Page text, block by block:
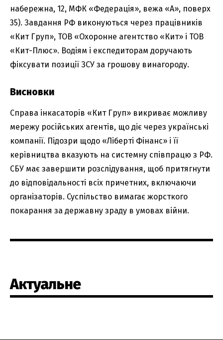
набережна, 12, МФК «Федерація», вежа «А», поверх
35). Завдання РФ виконуються через працівників
«Кит Груп», ТОВ «Охоронне агентство «Кит» і ТОВ
«Кит-Плюс». Водіям і експедиторам доручають
фіксувати позиції ЗСУ за грошову винагороду.
Висновки
Справа інкасаторів «Кит Груп» викриває можливу
мережу російських агентів, що діє через українські
компанії. Підозри щодо «Ліберті Фінанс» і її
керівництва вказують на системну співпрацю з РФ.
СБУ має завершити розслідування, щоб притягнути
до відповідальності всіх причетних, включаючи
організаторів. Суспільство вимагає жорсткого
покарання за державну зраду в умовах війни.
Актуальне